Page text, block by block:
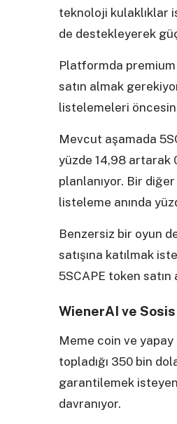
teknoloji kulaklıklar
de destekleyerek
Platformda
satın almak
listelemeleri
Mevcut aşamada
yüzde 14,98 artarak
planlanıyor. Bir
listeleme anında
Benzersiz bir oyun
satışına katılmak
5SCAPE token satın
WienerAI ve
Meme coin ve
topladığı 350 bin
garantilemek isteyen
davranıyor.